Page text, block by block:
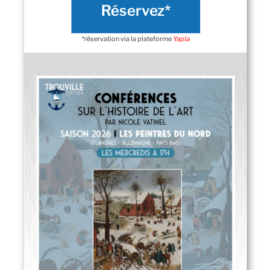
Réservez*
*réservation via la plateforme Yapla